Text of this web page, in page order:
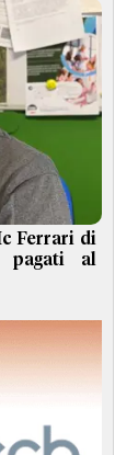
Ferrari di
pagati al